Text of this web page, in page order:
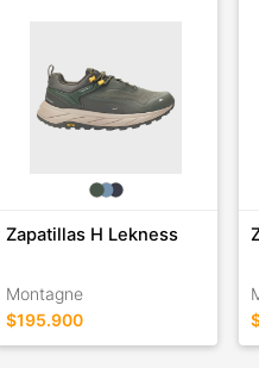
Zapatillas H Lekness
Montagne
$195.900